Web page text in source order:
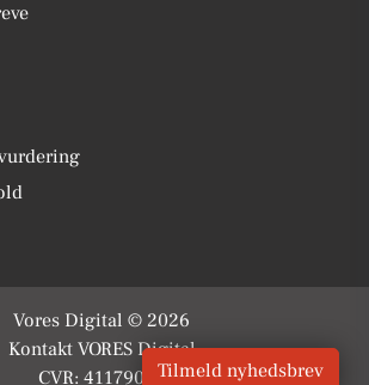
Vores Digital © 2026
Kontakt VORES Digital
CVR: 41179082Tilmeld nyhedsbrev